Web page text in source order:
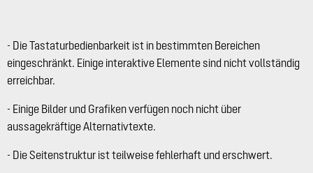
- Die Tastaturbedienbarkeit ist in bestimmten Bereichen
eingeschränkt. Einige interaktive Elemente sind nicht vollständig
erreichbar.
- Einige Bilder und Grafiken verfügen noch nicht über
aussagekräftige Alternativtexte.
- Die Seitenstruktur ist teilweise fehlerhaft und erschwert.